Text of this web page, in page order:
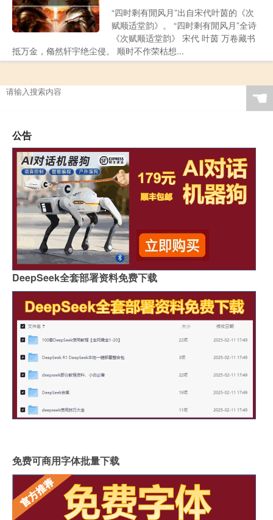
“四时剩有閒风月”出自宋代叶茵的《次
赋顺适堂韵》。 “四时剩有閒风月”全诗
《次赋顺适堂韵》 宋代 叶茵 万卷藏书
抵万金，翛然轩宇绝尘侵。 顺时不作荣枯想...
☚
公告
DeepSeek全套部署资料免费下载
免费可商用字体批量下载